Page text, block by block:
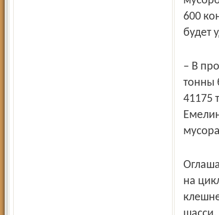
600
будет
– В
тонны
41175
на